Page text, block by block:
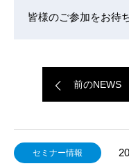
皆様のご参加をお待
前のNEWS
セミナー情報